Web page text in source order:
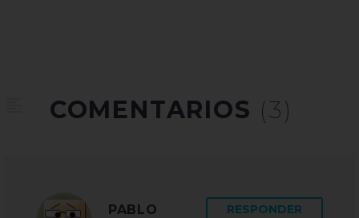
COMENTARIOS (3)
PABLO RESPONDER